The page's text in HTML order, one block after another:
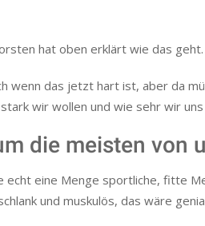
hat oben erklärt wie das
wenn das jetzt hart ist, aber da
wir wollen und wie sehr wir
die meisten von
echt eine Menge sportliche, fitte
und muskulös, das wäre